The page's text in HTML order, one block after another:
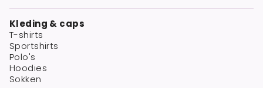
Kleding & caps
T-shirts
Sportshirts
Polo's
Hoodies
Sokken